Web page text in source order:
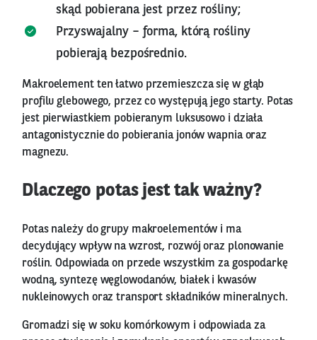
skąd pobierana jest przez rośliny;
Przyswajalny – forma, którą rośliny
pobierają bezpośrednio.
Makroelement ten łatwo przemieszcza się w głąb
profilu glebowego, przez co występują jego starty. Potas
jest pierwiastkiem pobieranym luksusowo i działa
antagonistycznie do pobierania jonów wapnia oraz
magnezu.
Dlaczego potas jest tak ważny?
Potas należy do grupy makroelementów i ma
decydujący wpływ na wzrost, rozwój oraz plonowanie
roślin. Odpowiada on przede wszystkim za gospodarkę
wodną, syntezę węglowodanów, białek i kwasów
nukleinowych oraz transport składników mineralnych.
Gromadzi się w soku komórkowym i odpowiada za